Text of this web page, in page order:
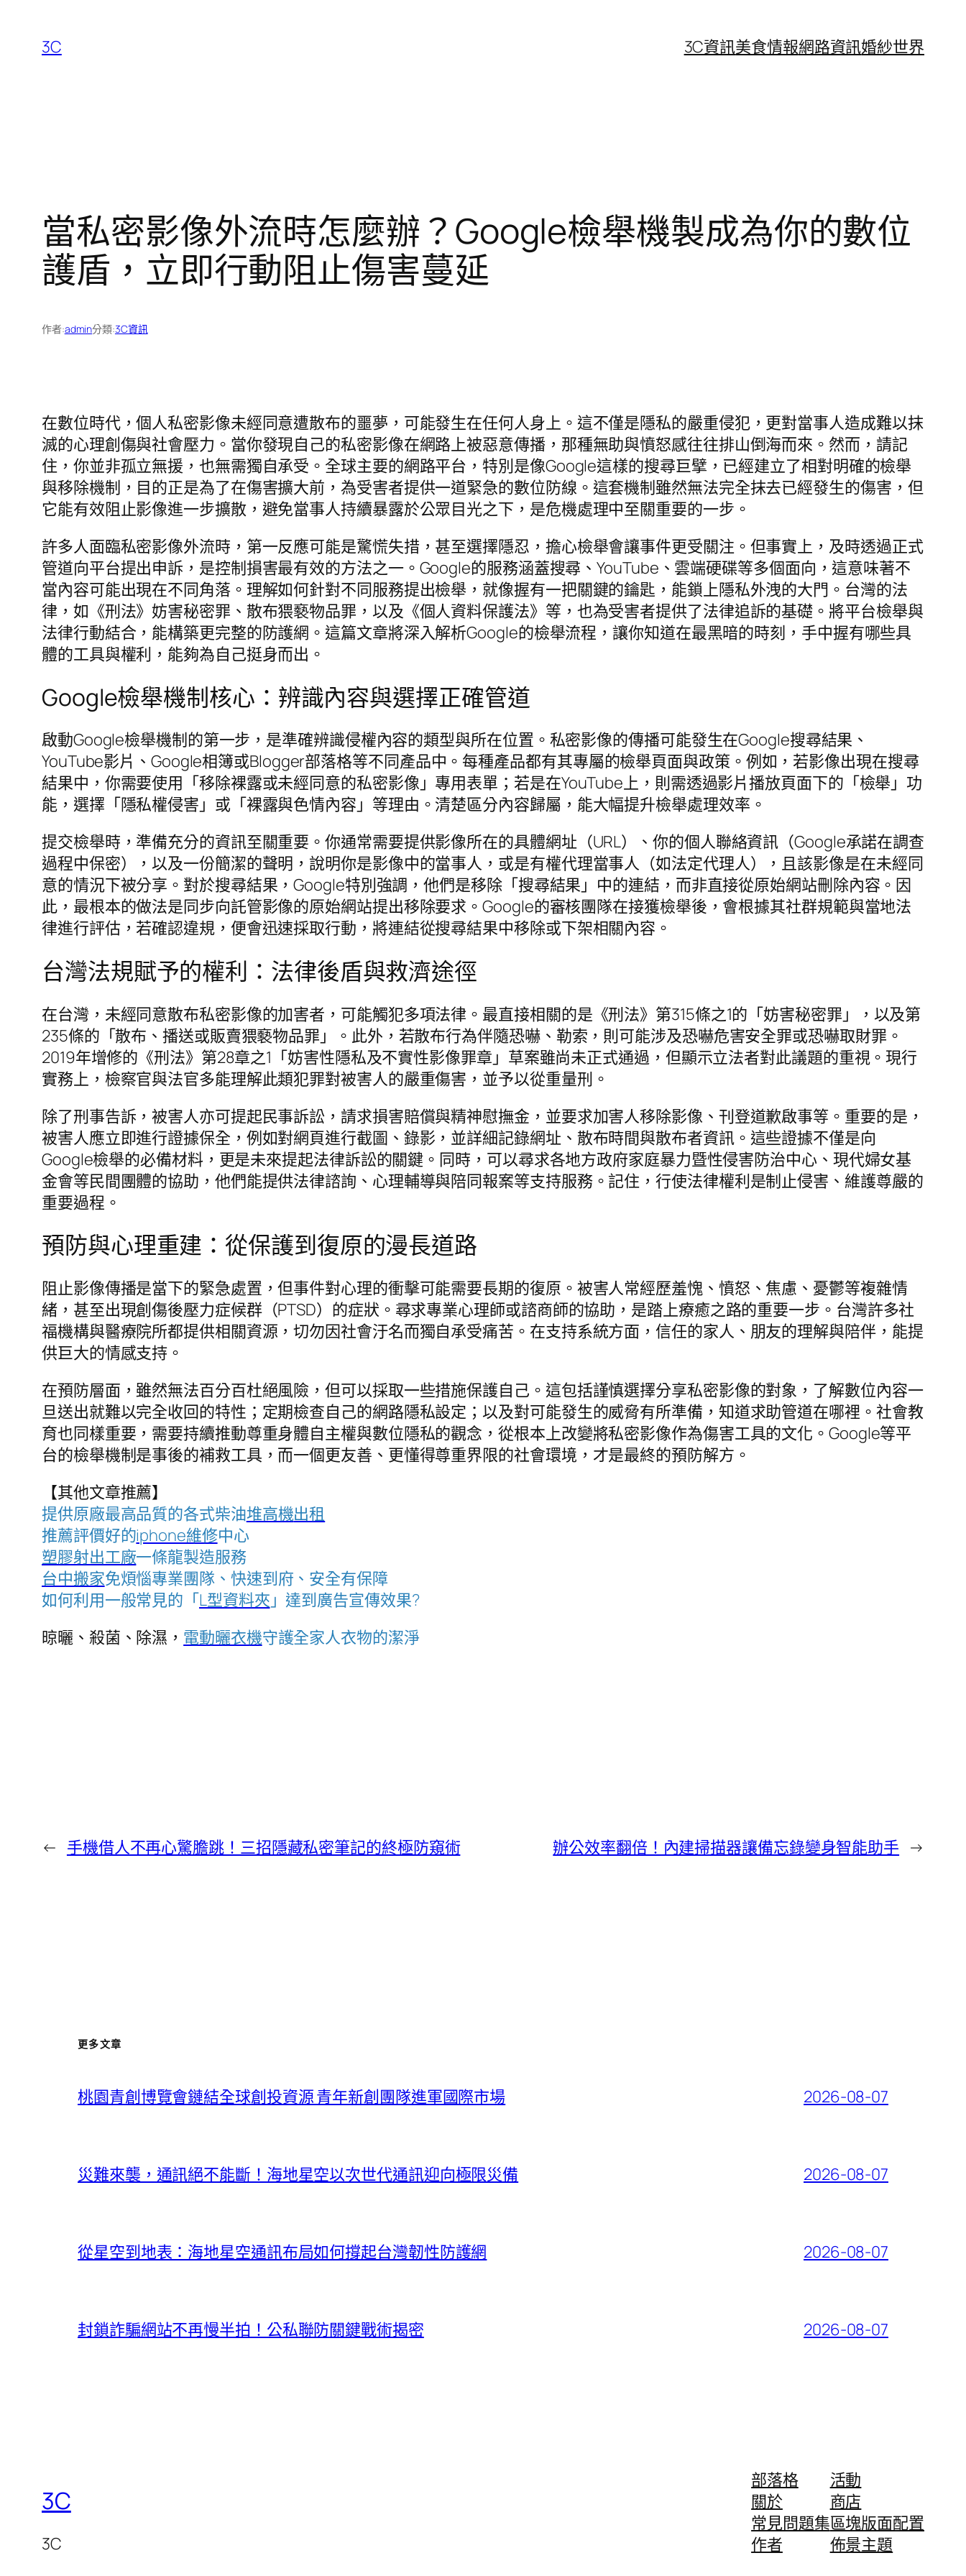
3C 3C資訊美食情報網路資訊婚紗世界
當私密影像外流時怎麼辦？Google檢舉機製成為你的數位
護盾，立即行動阻止傷害蔓延
作者:admin分類:3C資訊
在數位時代，個人私密影像未經同意遭散布的噩夢，可能發生在任何人身上。這不僅是隱私的嚴重侵犯，更對當事人造成難以抹
滅的心理創傷與社會壓力。當你發現自己的私密影像在網路上被惡意傳播，那種無助與憤怒感往往排山倒海而來。然而，請記
住，你並非孤立無援，也無需獨自承受。全球主要的網路平台，特別是像Google這樣的搜尋巨擘，已經建立了相對明確的檢舉
與移除機制，目的正是為了在傷害擴大前，為受害者提供一道緊急的數位防線。這套機制雖然無法完全抹去已經發生的傷害，但
它能有效阻止影像進一步擴散，避免當事人持續暴露於公眾目光之下，是危機處理中至關重要的一步。
許多人面臨私密影像外流時，第一反應可能是驚慌失措，甚至選擇隱忍，擔心檢舉會讓事件更受關注。但事實上，及時透過正式
管道向平台提出申訴，是控制損害最有效的方法之一。Google的服務涵蓋搜尋、YouTube、雲端硬碟等多個面向，這意味著不
當內容可能出現在不同角落。理解如何針對不同服務提出檢舉，就像握有一把關鍵的鑰匙，能鎖上隱私外洩的大門。台灣的法
律，如《刑法》妨害秘密罪、散布猥褻物品罪，以及《個人資料保護法》等，也為受害者提供了法律追訴的基礎。將平台檢舉與
法律行動結合，能構築更完整的防護網。這篇文章將深入解析Google的檢舉流程，讓你知道在最黑暗的時刻，手中握有哪些具
體的工具與權利，能夠為自己挺身而出。
Google檢舉機制核心：辨識內容與選擇正確管道
啟動Google檢舉機制的第一步，是準確辨識侵權內容的類型與所在位置。私密影像的傳播可能發生在Google搜尋結果、
YouTube影片、Google相簿或Blogger部落格等不同產品中。每種產品都有其專屬的檢舉頁面與政策。例如，若影像出現在搜尋
結果中，你需要使用「移除裸露或未經同意的私密影像」專用表單；若是在YouTube上，則需透過影片播放頁面下的「檢舉」功
能，選擇「隱私權侵害」或「裸露與色情內容」等理由。清楚區分內容歸屬，能大幅提升檢舉處理效率。
提交檢舉時，準備充分的資訊至關重要。你通常需要提供影像所在的具體網址（URL）、你的個人聯絡資訊（Google承諾在調查
過程中保密），以及一份簡潔的聲明，說明你是影像中的當事人，或是有權代理當事人（如法定代理人），且該影像是在未經同
意的情況下被分享。對於搜尋結果，Google特別強調，他們是移除「搜尋結果」中的連結，而非直接從原始網站刪除內容。因
此，最根本的做法是同步向託管影像的原始網站提出移除要求。Google的審核團隊在接獲檢舉後，會根據其社群規範與當地法
律進行評估，若確認違規，便會迅速採取行動，將連結從搜尋結果中移除或下架相關內容。
台灣法規賦予的權利：法律後盾與救濟途徑
在台灣，未經同意散布私密影像的加害者，可能觸犯多項法律。最直接相關的是《刑法》第315條之1的「妨害秘密罪」，以及第
235條的「散布、播送或販賣猥褻物品罪」。此外，若散布行為伴隨恐嚇、勒索，則可能涉及恐嚇危害安全罪或恐嚇取財罪。
2019年增修的《刑法》第28章之1「妨害性隱私及不實性影像罪章」草案雖尚未正式通過，但顯示立法者對此議題的重視。現行
實務上，檢察官與法官多能理解此類犯罪對被害人的嚴重傷害，並予以從重量刑。
除了刑事告訴，被害人亦可提起民事訴訟，請求損害賠償與精神慰撫金，並要求加害人移除影像、刊登道歉啟事等。重要的是，
被害人應立即進行證據保全，例如對網頁進行截圖、錄影，並詳細記錄網址、散布時間與散布者資訊。這些證據不僅是向
Google檢舉的必備材料，更是未來提起法律訴訟的關鍵。同時，可以尋求各地方政府家庭暴力暨性侵害防治中心、現代婦女基
金會等民間團體的協助，他們能提供法律諮詢、心理輔導與陪同報案等支持服務。記住，行使法律權利是制止侵害、維護尊嚴的
重要過程。
預防與心理重建：從保護到復原的漫長道路
阻止影像傳播是當下的緊急處置，但事件對心理的衝擊可能需要長期的復原。被害人常經歷羞愧、憤怒、焦慮、憂鬱等複雜情
緒，甚至出現創傷後壓力症候群（PTSD）的症狀。尋求專業心理師或諮商師的協助，是踏上療癒之路的重要一步。台灣許多社
福機構與醫療院所都提供相關資源，切勿因社會汙名而獨自承受痛苦。在支持系統方面，信任的家人、朋友的理解與陪伴，能提
供巨大的情感支持。
在預防層面，雖然無法百分百杜絕風險，但可以採取一些措施保護自己。這包括謹慎選擇分享私密影像的對象，了解數位內容一
旦送出就難以完全收回的特性；定期檢查自己的網路隱私設定；以及對可能發生的威脅有所準備，知道求助管道在哪裡。社會教
育也同樣重要，需要持續推動尊重身體自主權與數位隱私的觀念，從根本上改變將私密影像作為傷害工具的文化。Google等平
台的檢舉機制是事後的補救工具，而一個更友善、更懂得尊重界限的社會環境，才是最終的預防解方。
【其他文章推薦】
提供原廠最高品質的各式柴油堆高機出租
推薦評價好的iphone維修中心
塑膠射出工廠一條龍製造服務
台中搬家免煩惱專業團隊、快速到府、安全有保障
如何利用一般常見的「L型資料夾 」達到廣告宣傳效果?
晾曬、殺菌、除濕， 電動曬衣機守護全家人衣物的潔淨
← 手機借人不再心驚膽跳！三招隱藏私密筆記的終極防窺術 辦公效率翻倍！內建掃描器讓備忘錄變身智能助手 →
更多文章
桃園青創博覽會鏈結全球創投資源 青年新創團隊進軍國際市場 2026-08-07
災難來襲，通訊絕不能斷！海地星空以次世代通訊迎向極限災備 2026-08-07
從星空到地表：海地星空通訊布局如何撐起台灣韌性防護網 2026-08-07
封鎖詐騙網站不再慢半拍！公私聯防關鍵戰術揭密 2026-08-07
3C
3C
部落格
關於
常見問題集
作者
活動
商店
區塊版面配置
佈景主題